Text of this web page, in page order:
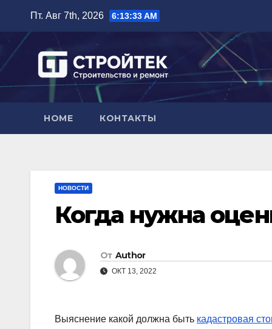
содержимому
Пт. Авг 7th, 2026 6:13:34 AM
HOME КОНТАКТЫ
НОВОСТИ
Когда нужна
От Author
ОКТ 13, 2022
Выяснение какой должна быть кадастровая